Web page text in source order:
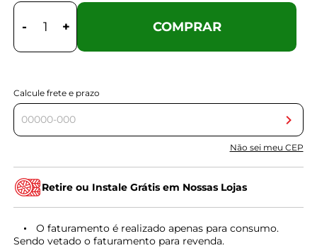
- + COMPRAR
Calcule frete e prazo
Não sei meu CEP
Retire ou Instale Grátis em Nossas Lojas
O faturamento é realizado apenas para consumo.
Sendo vetado o faturamento para revenda.